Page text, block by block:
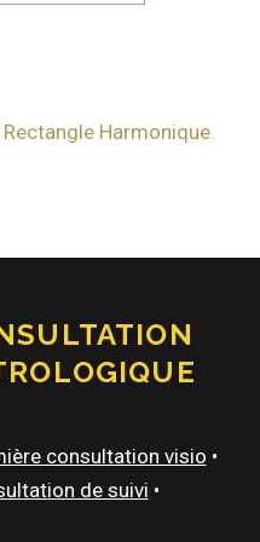
Harmonique.
consultation visio •
de suivi •